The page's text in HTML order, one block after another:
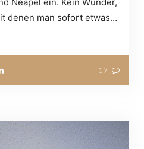
Neapel ein. Kein Wunder,
denen man sofort etwas…
17